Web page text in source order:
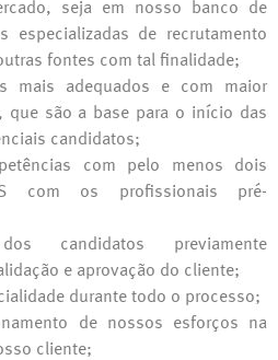
seja em nosso banco de
especializadas de recrutamento
fontes com tal finalidade;
mais adequados e com maior
que são a base para o início das
candidatos;
com pelo menos dois
com os profissionais pré-
dos candidatos previamente
e aprovação do cliente;
durante todo o processo;
de nossos esforços na
cliente;